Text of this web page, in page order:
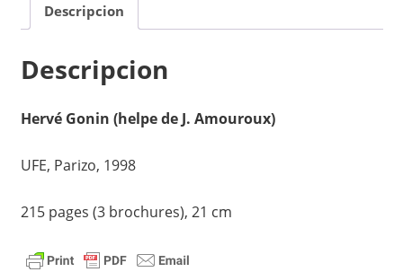
Francio
kajero)
quantity
Descripcion
Descripcion
Hervé Gonin (helpe de J. Amouroux)
UFE, Parizo, 1998
215 pages (3 brochures), 21 cm